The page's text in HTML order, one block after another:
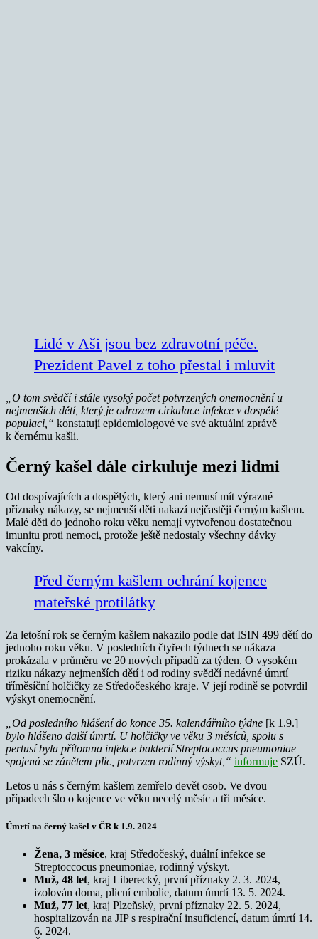
Lidé v Aši jsou bez zdravotní péče.
Prezident Pavel z toho přestal i mluvit
„O tom svědčí i stále vysoký počet potvrzených onemocnění u
nejmenších dětí, který je odrazem cirkulace infekce v dospělé
populaci,“ konstatují epidemiologové ve své aktuální zprávě
k černému kašli.
Černý kašel dále cirkuluje mezi lidmi
Od dospívajících a dospělých, který ani nemusí mít výrazné
příznaky nákazy, se nejmenší děti nakazí nejčastěji černým kašlem.
Malé děti do jednoho roku věku nemají vytvořenou dostatečnou
imunitu proti nemoci, protože ještě nedostaly všechny dávky
vakcíny.
Před černým kašlem ochrání kojence
mateřské protilátky
Za letošní rok se černým kašlem nakazilo podle dat ISIN 499 dětí do
jednoho roku věku. V posledních čtyřech týdnech se nákaza
prokázala v průměru ve 20 nových případů za týden. O vysokém
riziku nákazy nejmenších dětí i od rodiny svědčí nedávné úmrtí
tříměsíční holčičky ze Středočeského kraje. V její rodině se potvrdil
výskyt onemocnění.
„Od posledního hlášení do konce 35. kalendářního týdne [k 1.9.]
bylo hlášeno další úmrtí. U holčičky ve věku 3 měsíců, spolu s
pertusí byla přítomna infekce bakterií Streptococcus pneumoniae
spojená se zánětem plic, potvrzen rodinný výskyt,“ informuje SZÚ.
Letos u nás s černým kašlem zemřelo devět osob. Ve dvou
případech šlo o kojence ve věku necelý měsíc a tři měsíce.
Úmrtí na černý kašel v ČR k 1.9. 2024
Žena, 3 měsíce, kraj Středočeský, duální infekce se
Streptoccocus pneumoniae, rodinný výskyt.
Muž, 48 let, kraj Liberecký, první příznaky 2. 3. 2024,
izolován doma, plicní embolie, datum úmrtí 13. 5. 2024.
Muž, 77 let, kraj Plzeňský, první příznaky 22. 5. 2024,
hospitalizován na JIP s respirační insuficiencí, datum úmrtí 14.
6. 2024.